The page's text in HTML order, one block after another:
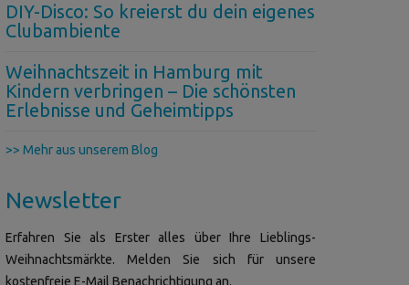
DIY-Disco: So kreierst du dein eigenes
Clubambiente
Weihnachtszeit in Hamburg mit
Kindern verbringen – Die schönsten
Erlebnisse und Geheimtipps
>> Mehr aus unserem Blog
Newsletter
Erfahren Sie als Erster alles über Ihre Lieblings-
Weihnachtsmärkte. Melden Sie sich für unsere
kostenfreie E-Mail Benachrichtigung an.